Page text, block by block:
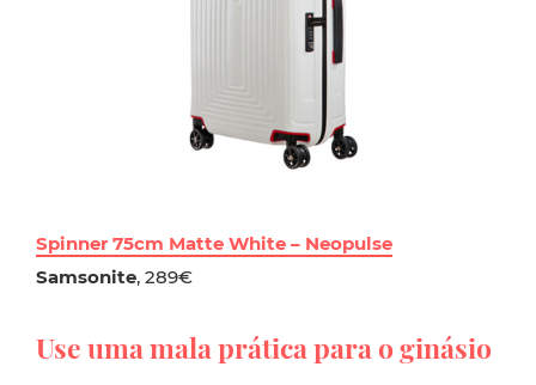
Spinner 75cm Matte White – Neopulse
Samsonite, 289€
Use uma mala prática para o ginásio